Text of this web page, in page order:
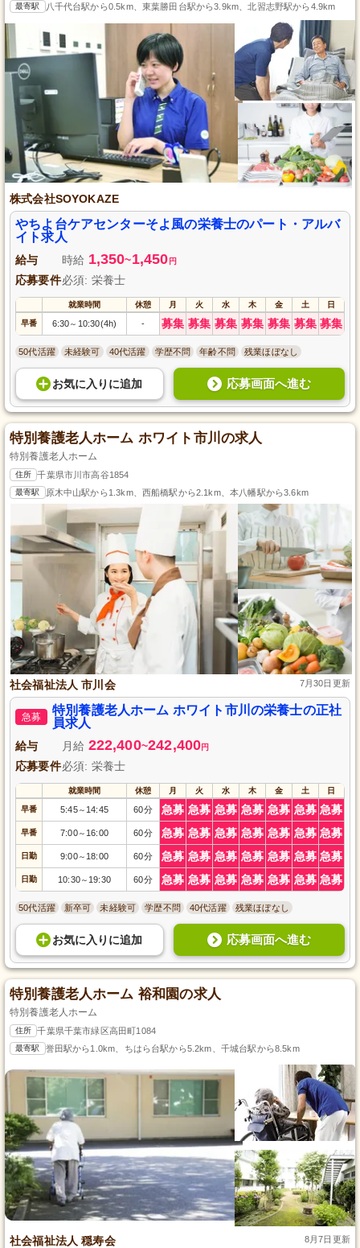
最寄駅 八千代台駅から0.5km、東葉勝田台駅から3.9km、北習志野駅から4.9km
株式会社SOYOKAZE
やちよ台ケアセンターそよ風の栄養士のパート・アルバ
イト求人
給与 時給 1,350~1,450 円
応募要件必須: 栄養士
就業時間 休憩 月 火 水 木 金 土 日
早番 6:30～ 10:30(4h) - 募集 募集 募集 募集 募集 募集 募集
50代活躍 未経験可 40代活躍 学歴不問 年齢不問 残業ほぼなし
お気に入り に追加 応募画面へ進む
特別養護老人ホーム ホワイト市川の求人
特別養護老人ホーム
住所 千葉県市川市高谷1854
最寄駅 原木中山駅から1.3km、西船橋駅から2.1km、本八幡駅から3.6km
社会福祉法人 市川会 7月30日更新
急募
特別養護老人ホーム ホワイト市川の栄養士の正社
員求人
給与 月給 222,400~242,400円
応募要件必須: 栄養士
就業時間 休憩 月 火 水 木 金 土 日
早番 5:45～ 14:45 60分 急募 急募 急募 急募 急募 急募 急募
早番 7:00～ 16:00 60分 急募 急募 急募 急募 急募 急募 急募
日勤 9:00～ 18:00 60分 急募 急募 急募 急募 急募 急募 急募
日勤 10:30～ 19:30 60分 急募 急募 急募 急募 急募 急募 急募
50代活躍 新卒可 未経験可 学歴不問 40代活躍 残業ほぼなし
お気に入り に追加 応募画面へ進む
特別養護老人ホーム 裕和園の求人
特別養護老人ホーム
住所 千葉県千葉市緑区高田町1084
最寄駅 誉田駅から1.0km、ちはら台駅から5.2km、千城台駅から8.5km
社会福祉法人 穏寿会 8月7日更新